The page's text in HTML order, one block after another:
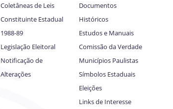
Coletâneas de Leis
Constituinte Estadual
1988-89
Legislação Eleitoral
Notificação de
Alterações
Documentos
Históricos
Estudos e Manuais
Comissão da Verdade
Municípios Paulistas
Símbolos Estaduais
Eleições
Links de Interesse